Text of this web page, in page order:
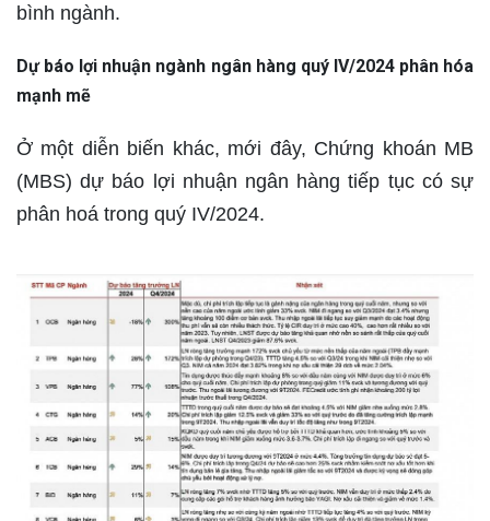
bình ngành.
Dự báo lợi nhuận ngành ngân hàng quý IV/2024 phân hóa
mạnh mẽ
Ở một diễn biến khác, mới đây, Chứng khoán MB
(MBS) dự báo lợi nhuận ngân hàng tiếp tục có sự
phân hoá trong quý IV/2024.